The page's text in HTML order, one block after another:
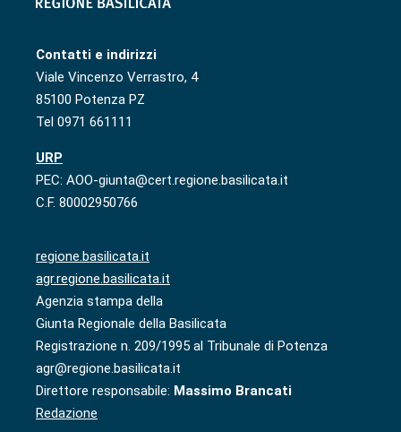
Contatti e indirizzi
Viale Vincenzo Verrastro, 4
85100 Potenza PZ
Tel 0971 661111
URP
PEC: AOO-giunta@cert.regione.basilicata.it
C.F. 80002950766
regione.basilicata.it
agr.regione.basilicata.it
Agenzia stampa della
Giunta Regionale della Basilicata
Registrazione n. 209/1995 al Tribunale di Potenza
agr@regione.basilicata.it
Direttore responsabile: Massimo Brancati
Redazione